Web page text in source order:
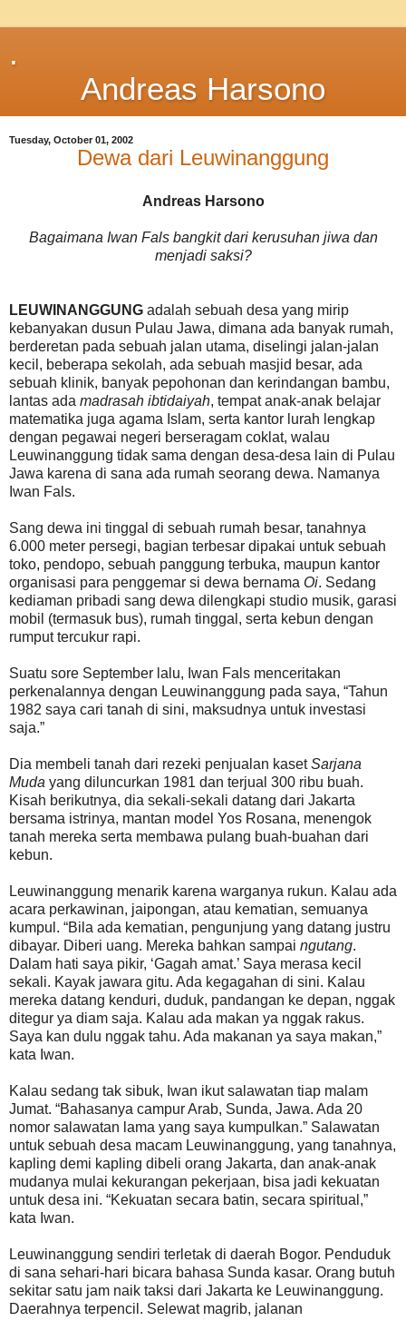
.
Andreas Harsono
Tuesday, October 01, 2002
Dewa dari Leuwinanggung
Andreas Harsono
Bagaimana Iwan Fals bangkit dari kerusuhan jiwa dan
menjadi saksi?
LEUWINANGGUNG adalah sebuah desa yang mirip
kebanyakan dusun Pulau Jawa, dimana ada banyak rumah,
berderetan pada sebuah jalan utama, diselingi jalan-jalan
kecil, beberapa sekolah, ada sebuah masjid besar, ada
sebuah klinik, banyak pepohonan dan kerindangan bambu,
lantas ada madrasah ibtidaiyah, tempat anak-anak belajar
matematika juga agama Islam, serta kantor lurah lengkap
dengan pegawai negeri berseragam coklat, walau
Leuwinanggung tidak sama dengan desa-desa lain di Pulau
Jawa karena di sana ada rumah seorang dewa. Namanya
Iwan Fals.
Sang dewa ini tinggal di sebuah rumah besar, tanahnya
6.000 meter persegi, bagian terbesar dipakai untuk sebuah
toko, pendopo, sebuah panggung terbuka, maupun kantor
organisasi para penggemar si dewa bernama Oi. Sedang
kediaman pribadi sang dewa dilengkapi studio musik, garasi
mobil (termasuk bus), rumah tinggal, serta kebun dengan
rumput tercukur rapi.
Suatu sore September lalu, Iwan Fals menceritakan
perkenalannya dengan Leuwinanggung pada saya, “Tahun
1982 saya cari tanah di sini, maksudnya untuk investasi
saja.”
Dia membeli tanah dari rezeki penjualan kasetSarjana
Muda yang diluncurkan 1981 dan terjual 300 ribu buah.
Kisah berikutnya, dia sekali-sekali datang dari Jakarta
bersama istrinya, mantan model Yos Rosana, menengok
tanah mereka serta membawa pulang buah-buahan dari
kebun.
Leuwinanggung menarik karena warganya rukun. Kalau ada
acara perkawinan, jaipongan, atau kematian, semuanya
kumpul. “Bila ada kematian, pengunjung yang datang justru
dibayar. Diberi uang. Mereka bahkan sampai ngutang.
Dalam hati saya pikir, ‘Gagah amat.’ Saya merasa kecil
sekali. Kayak jawara gitu. Ada kegagahan di sini. Kalau
mereka datang kenduri, duduk, pandangan ke depan, nggak
ditegur ya diam saja. Kalau ada makan ya nggak rakus.
Saya kan dulu nggak tahu. Ada makanan ya saya makan,”
kata Iwan.
Kalau sedang tak sibuk, Iwan ikut salawatan tiap malam
Jumat. “Bahasanya campur Arab, Sunda, Jawa. Ada 20
nomor salawatan lama yang saya kumpulkan.” Salawatan
untuk sebuah desa macam Leuwinanggung, yang tanahnya,
kapling demi kapling dibeli orang Jakarta, dan anak-anak
mudanya mulai kekurangan pekerjaan, bisa jadi kekuatan
untuk desa ini. “Kekuatan secara batin, secara spiritual,”
kata Iwan.
Leuwinanggung sendiri terletak di daerah Bogor. Penduduk
di sana sehari-hari bicara bahasa Sunda kasar. Orang butuh
sekitar satu jam naik taksi dari Jakarta ke Leuwinanggung.
Daerahnya terpencil. Selewat magrib, jalanan